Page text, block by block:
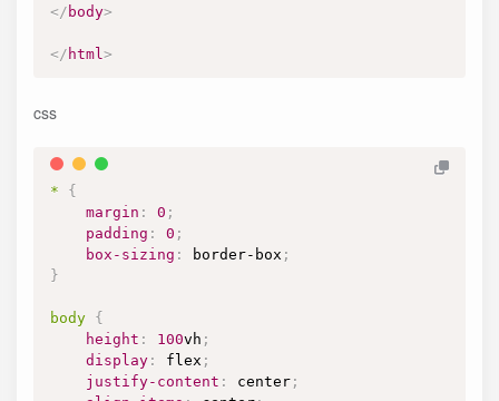
</ body>
</ html>
css
*
{
margin : 0 ;
padding : 0 ;
box-sizing : border-box ;
}
body {
height : 100vh ;
display : flex ;
justify-content : center ;